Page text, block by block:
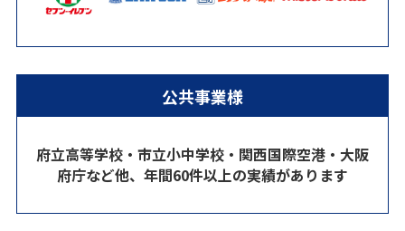
公共事業様
府立高等学校・市立小中学校・関西国際空港・大阪
府庁など他、年間60件以上の実績があります